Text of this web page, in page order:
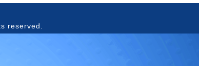
reserved.